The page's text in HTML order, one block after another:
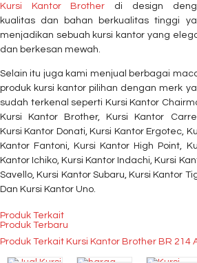
Kursi Kantor Brother di design
kualitas dan bahan berkualitas tinggi
menjadikan sebuah kursi kantor yang
dan berkesan mewah.
Selain itu juga kami menjual berbagai
produk kursi kantor pilihan dengan merk
sudah terkenal seperti Kursi Kantor
Kursi Kantor Brother, Kursi Kantor
Kursi Kantor Donati, Kursi Kantor Ergotec,
Kantor Fantoni, Kursi Kantor High Point,
Kantor Ichiko, Kursi Kantor Indachi, Kursi
Savello, Kursi Kantor Subaru, Kursi Kantor
Dan Kursi Kantor Uno.
Produk Terkait
Produk Terbaru
Produk Terkait Kursi Kantor Brother BR 214